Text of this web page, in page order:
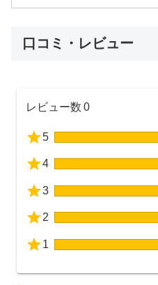
口コミ・レビュー
レビュー数 0
5
4
3
2
1